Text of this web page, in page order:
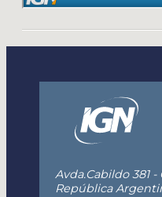
Avda.Cabildo 381 -
República